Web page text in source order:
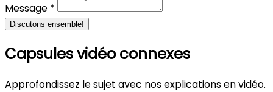
Message *
Discutons ensemble!
Capsules vidéo connexes
Approfondissez le sujet avec nos explications en vidéo.